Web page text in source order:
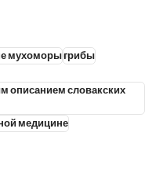
мухоморыгрибы
описанием словакских
медицине